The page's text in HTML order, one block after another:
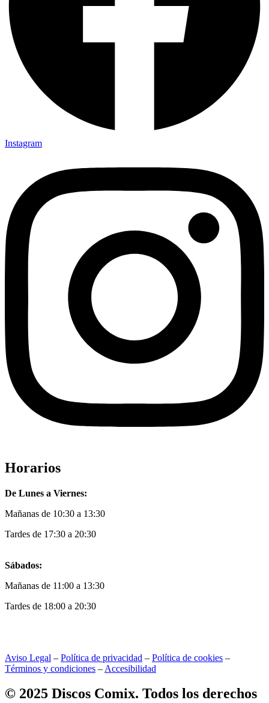
Instagram
Horarios
De Lunes a Viernes:
Mañanas de 10:30 a 13:30
Tardes de 17:30 a 20:30
Sábados:
Mañanas de 11:00 a 13:30
Tardes de 18:00 a 20:30
Aviso Legal – Política de privacidad – Política de cookies –
Términos y condiciones – Accesibilidad
© 2025 Discos Comix. Todos los derechos